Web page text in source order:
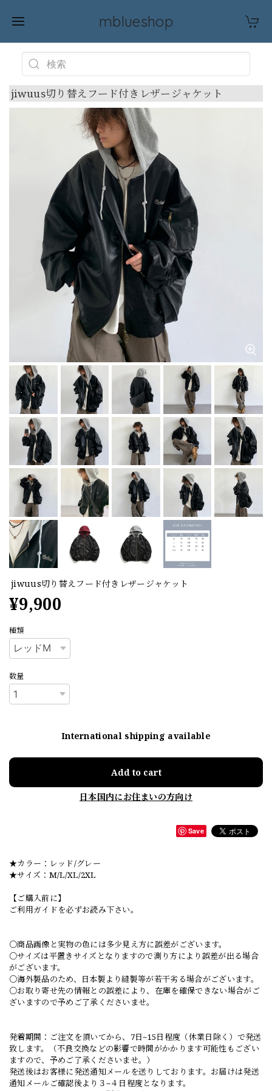
mblueshop
jiwuus切り替えフード付きレザージャケット
jiwuus切り替えフード付きレザージャケット
¥9,900
種類
数量
International shipping available
Add to cart
日本国内にお住まいの方向け
Save
★カラー：レッド/グレー
★サイズ：M/L/XL/2XL
【ご購入前に】
ご利用ガイドを必ずお読み下さい。
○商品画像と実物の色には多少見え方に誤差がございます。
○サイズは平置きサイズとなりますので測り方により誤差が出る場合
がございます。
○海外製品のため、日本製より縫製等が若干劣る場合がございます。
○お取り寄せ先の情報との誤差により、在庫を確保できない場合がご
ざいますので予めご了承くださいませ。
発着期間：ご注文を頂いてから、7日~15日程度（休業日除く）で発送
致します。（不良交換などの影響で時間がかかります可能性もござい
ますので、予めご了承くださいませ。）
発送後はお客様に発送通知メールを送りしております。お届けは発送
通知メールご確認後より３~４日程度となります。